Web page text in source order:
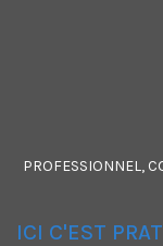
PROFESSIONNEL,
ICI C'EST